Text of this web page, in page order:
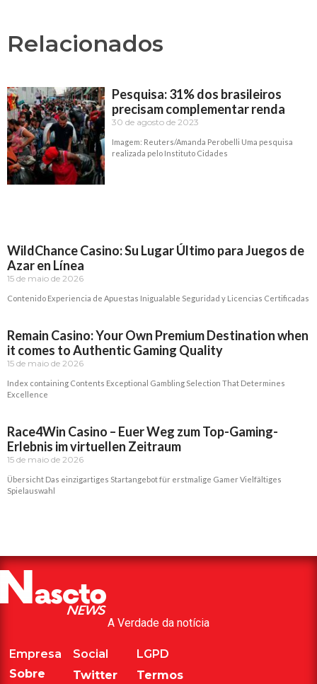
Relacionados
Pesquisa: 31% dos brasileiros
precisam complementar renda
30 de agosto de 2023
Imagem: Reuters/Amanda Perobelli Uma pesquisa
realizada pelo Instituto Cidades
WildChance Casino: Su Lugar Último para Juegos de
Azar en Línea
15 de maio de 2026
Contenido Experiencia de Apuestas Inigualable Seguridad y Licencias Certificadas
Remain Casino: Your Own Premium Destination when
it comes to Authentic Gaming Quality
15 de maio de 2026
Index containing Contents Exceptional Gambling Selection That Determines
Excellence
Race4Win Casino – Euer Weg zum Top-Gaming-
Erlebnis im virtuellen Zeitraum
15 de maio de 2026
Übersicht Das einzigartiges Startangebot für erstmalige Gamer Vielfältiges
Spielauswahl
A Verdade da notícia
Empresa
Sobre
Social
Twitter
LGPD
Termos